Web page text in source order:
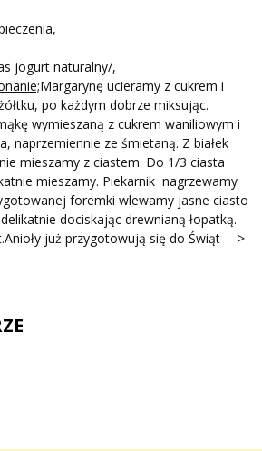
jogurt naturalny/,
Margarynę ucieramy z cukrem i
po każdym dobrze miksując.
wymieszaną z cukrem waniliowym i
naprzemiennie ze śmietaną. Z białek
mieszamy z ciastem. Do 1/3 ciasta
mieszamy. Piekarnik nagrzewamy
foremki wlewamy jasne ciasto
dociskając drewnianą łopatką.
już przygotowują się do Świąt —>